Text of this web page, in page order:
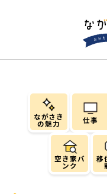
ながさき
の魅力
仕事
空き家バ
ンク
移